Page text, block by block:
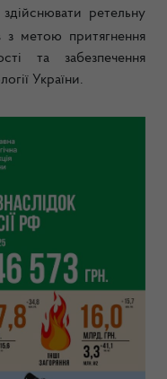
ретельну
з метою притягнення
та забезпечення
України.